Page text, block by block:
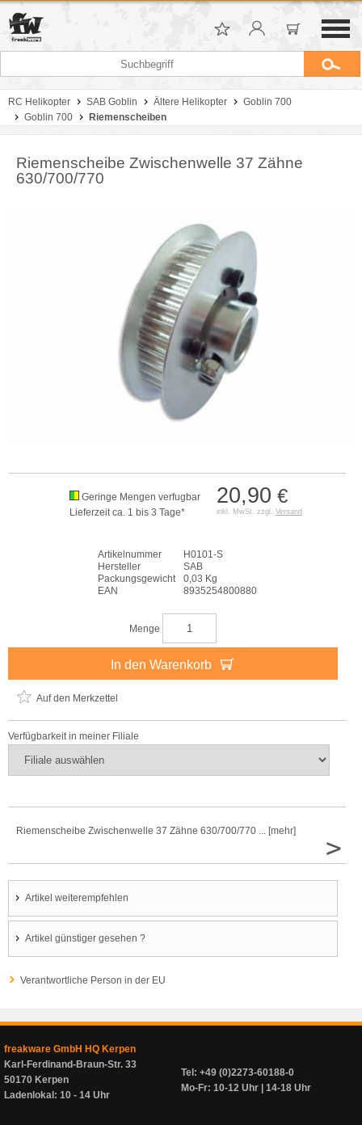
RC Helikopter SAB Goblin Ältere Helikopter
Goblin 700
Goblin 700
Riemenscheiben
Riemenscheibe Zwischenwelle 37 Zähne
630/700/770
20,90 €
inkl. MwSt. zzgl. Versand
Geringe Mengen verfugbar
Lieferzeit ca. 1 bis 3 Tage*
Artikelnummer
H0101-S
Hersteller
SAB
Packungsgewicht
0,03 Kg
EAN
8935254800880
Menge
In den Warenkorb
Auf den Merkzettel
Verfügbarkeit in meiner Filiale
Riemenscheibe Zwischenwelle 37 Zähne 630/700/770 ... [mehr]
>
Artikel weiterempfehlen
Artikel günstiger gesehen ?
Verantwortliche Person in der EU
freakware GmbH HQ Kerpen
Karl-Ferdinand-Braun-Str. 33
50170 Kerpen
Ladenlokal: 10 - 14 Uhr
Tel: +49 (0)2273-60188-0
Mo-Fr: 10-12 Uhr | 14-18 Uhr